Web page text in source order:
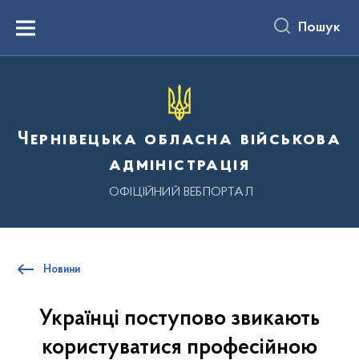
вмістуMenu Пошук
Чернівецька обласна військова
адміністрація
ОФІЦІЙНИЙ ВЕБПОРТАЛ
Новини
Українці поступово звикають
користуватися професійною